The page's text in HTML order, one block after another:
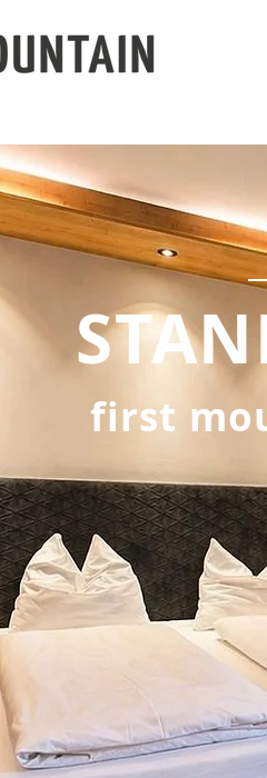
first